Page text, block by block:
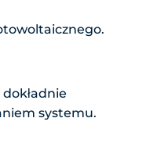
systemu.